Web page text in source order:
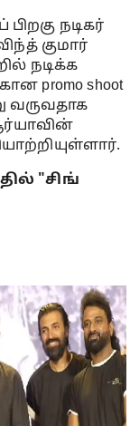
நடிகர்
குமார்
நடிக்க
promo shoot
வருவதாக
"சிங்